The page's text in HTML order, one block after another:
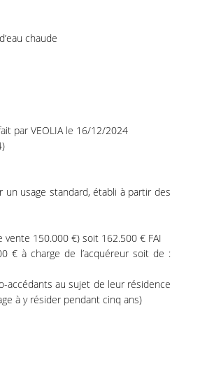
chaude
par VEOLIA le 16/12/2024
usage standard, établi à partir des
vente 150.000 €) soit 162.500 € FAI
€ à charge de l’acquéreur soit de :
accédants au sujet de leur résidence
à y résider pendant cinq ans)